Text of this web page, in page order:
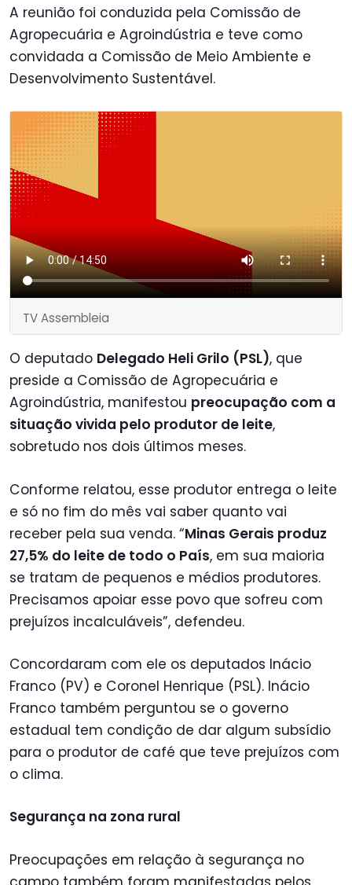
A reunião foi conduzida pela Comissão de
Agropecuária e Agroindústria e teve como
convidada a Comissão de Meio Ambiente e
Desenvolvimento Sustentável.
TV Assembleia
O deputado Delegado Heli Grilo (PSL), que
preside a Comissão de Agropecuária e
Agroindústria, manifestou preocupação com a
situação vivida pelo produtor de leite,
sobretudo nos dois últimos meses.
Conforme relatou, esse produtor entrega o leite
e só no fim do mês vai saber quanto vai
receber pela sua venda. “Minas Gerais produz
27,5% do leite de todo o País, em sua maioria
se tratam de pequenos e médios produtores.
Precisamos apoiar esse povo que sofreu com
prejuízos incalculáveis”, defendeu.
Concordaram com ele os deputados Inácio
Franco (PV) e Coronel Henrique (PSL). Inácio
Franco também perguntou se o governo
estadual tem condição de dar algum subsídio
para o produtor de café que teve prejuízos com
o clima.
Segurança na zona rural
Preocupações em relação à segurança no